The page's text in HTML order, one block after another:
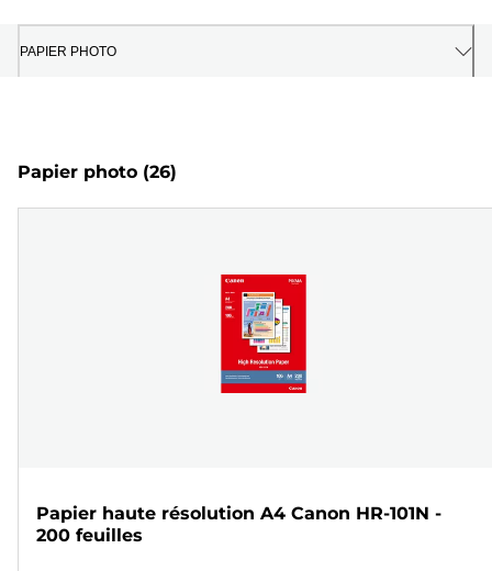
PAPIER PHOTO
Papier photo (26)
Papier haute résolution A4 Canon HR-101N -
200 feuilles